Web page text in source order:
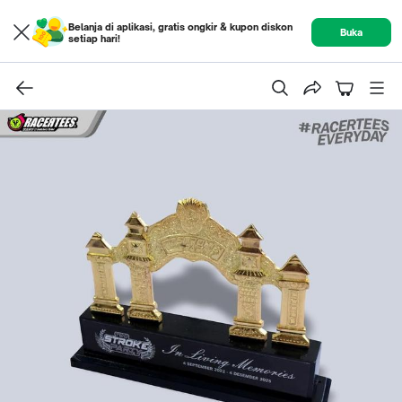
Belanja di aplikasi, gratis ongkir & kupon diskon
setiap hari!
Buka